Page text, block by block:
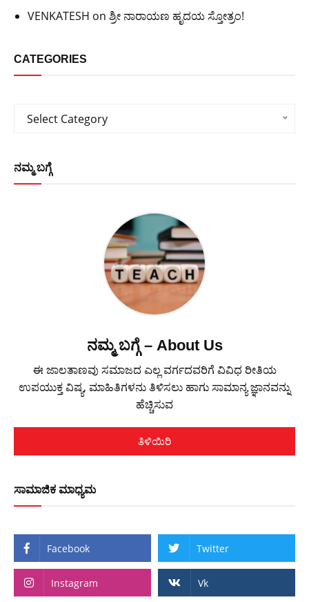
VENKATESH on ಶ್ರೀ ನಾರಾಯಣ ಹೃದಯ ಸ್ತೋತ್ರಂ!
CATEGORIES
Categories
Select Category
ನಮ್ಮ ಬಗ್ಗೆ
ನಮ್ಮ ಬಗ್ಗೆ – About Us
ಈ ಜಾಲತಾಣವು ಸಮಾಜದ ಎಲ್ಲ ವರ್ಗದವರಿಗೆ ವಿವಿಧ ರೀತಿಯ
ಉಪಯುಕ್ತ ವಿಷ್ಯ, ಮಾಹಿತಿಗಳನು ತಿಳಿಸಲು ಹಾಗು ಸಾಮಾನ್ಯ ಜ್ಞಾನವನ್ನು
ಹೆಚ್ಚಿಸುವ
ತಿಳಿಯಿರಿ
ಸಾಮಾಜಿಕ ಮಾಧ್ಯಮ
Facebook Twitter
Instagram Vk